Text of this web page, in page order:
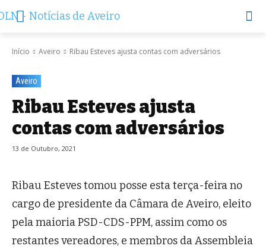
Início Aveiro Ribau Esteves ajusta contas com adversários
Aveiro
Ribau Esteves ajusta
contas com adversários
13 de Outubro, 2021
Ribau Esteves tomou posse esta terça-feira no
cargo de presidente da Câmara de Aveiro, eleito
pela maioria PSD-CDS-PPM, assim como os
restantes vereadores, e membros da Assembleia